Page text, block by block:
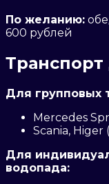
По желанию:
600 рублей
Транспорт
Для групповых
Mercedes
Scania, Higer
Для
водопада: